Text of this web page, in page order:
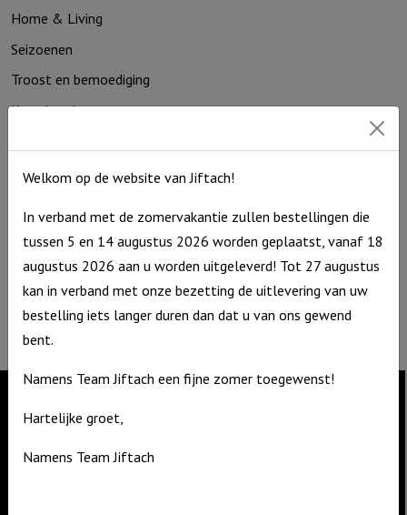
Home & Living
Seizoenen
Troost en bemoediging
Kaarthouders
Contact
De Zagerij 1
3861 NA Nijkerk
T: 06 – 4188 1025
info@jiftach.nl
KVK nr: 60086041
BTW nr: NL8537.59.820.B01
Contact
De Zagerij 1
Welkom op de website van Jiftach!
In verband met de zomervakantie zullen bestellingen die
tussen 5 en 14 augustus 2026 worden geplaatst, vanaf 18
augustus 2026 aan u worden uitgeleverd! Tot 27 augustus
kan in verband met onze bezetting de uitlevering van uw
bestelling iets langer duren dan dat u van ons gewend
bent.
Namens Team Jiftach een fijne zomer toegewenst!
Hartelijke groet,
Namens Team Jiftach